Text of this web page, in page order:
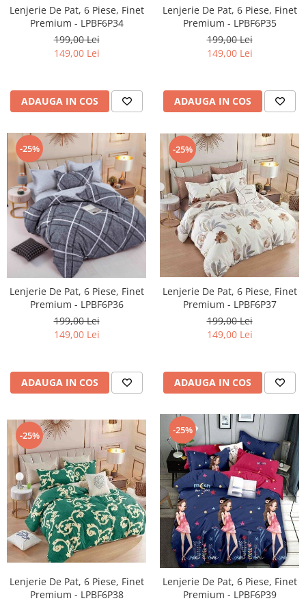
Lenjerie De Pat, 6 Piese, Finet
Premium - LPBF6P34
199,00 Lei
149,00 Lei
ADAUGA IN COS
Lenjerie De Pat, 6 Piese, Finet
Premium - LPBF6P35
199,00 Lei
149,00 Lei
ADAUGA IN COS
-25%
Lenjerie De Pat, 6 Piese, Finet
Premium - LPBF6P36
199,00 Lei
149,00 Lei
ADAUGA IN COS
-25%
Lenjerie De Pat, 6 Piese, Finet
Premium - LPBF6P37
199,00 Lei
149,00 Lei
ADAUGA IN COS
-25%
Lenjerie De Pat, 6 Piese, Finet
Premium - LPBF6P38
-25%
Lenjerie De Pat, 6 Piese, Finet
Premium - LPBF6P39